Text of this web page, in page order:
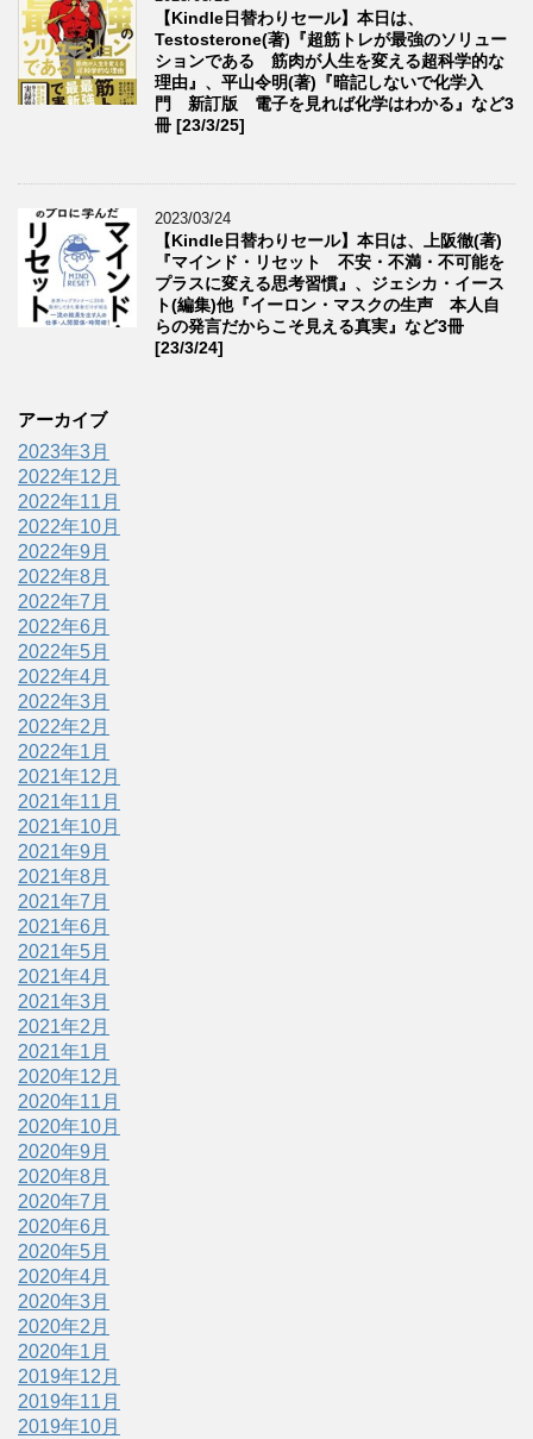
【Kindle日替わりセール】本日は、
Testosterone(著)『超筋トレが最強のソリュー
ションである 筋肉が人生を変える超科学的な
理由』、平山令明(著)『暗記しないで化学入
門 新訂版 電子を見れば化学はわかる』など3
冊 [23/3/25]
2023/03/24
【Kindle日替わりセール】本日は、上阪徹(著)
『マインド・リセット 不安・不満・不可能を
プラスに変える思考習慣』、ジェシカ・イース
ト(編集)他『イーロン・マスクの生声 本人自
らの発言だからこそ見える真実』など3冊
[23/3/24]
アーカイブ
2023年3月
2022年12月
2022年11月
2022年10月
2022年9月
2022年8月
2022年7月
2022年6月
2022年5月
2022年4月
2022年3月
2022年2月
2022年1月
2021年12月
2021年11月
2021年10月
2021年9月
2021年8月
2021年7月
2021年6月
2021年5月
2021年4月
2021年3月
2021年2月
2021年1月
2020年12月
2020年11月
2020年10月
2020年9月
2020年8月
2020年7月
2020年6月
2020年5月
2020年4月
2020年3月
2020年2月
2020年1月
2019年12月
2019年11月
2019年10月